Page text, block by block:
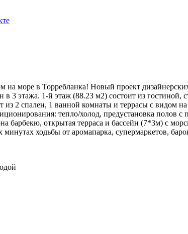
на море в Торребланка! Новый проект
3 этажа. 1-й этаж (88.23 м2) состоит из
из 2 спален, 1 ванной комнаты и террасы с видом
тепло/холод, предустановка полов
барбекю, открытая терраса и бассейн (7*3м) с
минутах ходьбы от аромапарка, супермаркетов,